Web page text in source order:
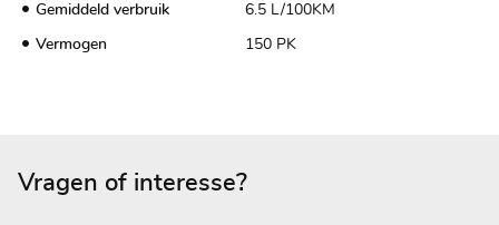
Gemiddeld verbruik 6.5 L/100KM
Vermogen 150 PK
Vragen of interesse?